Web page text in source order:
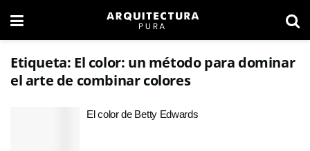
Etiqueta: El color: un método para dominar
el arte de combinar colores
El color de Betty Edwards